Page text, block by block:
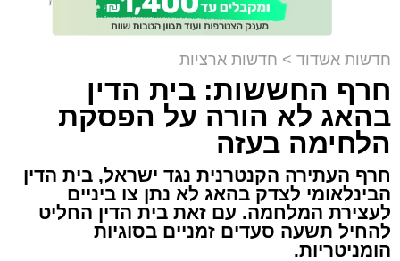
חדשות אשדוד > חדשות ארציות
חרף החששות: בית הדין
בהאג לא הורה על הפסקת
הלחימה בעזה
חרף העתירה הקנטרנית נגד ישראל, בית הדין
הבינלאומי לצדק בהאג לא נתן צו ביניים
לעצירת המלחמה. עם זאת בית הדין החליט
להחיל תשעה סעדים זמניים בסוגיות
הומניטריות.